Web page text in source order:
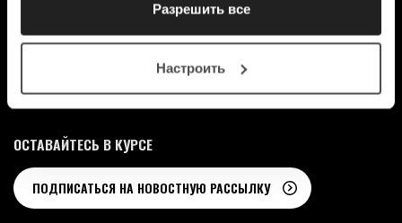
Разрешить все
Настроить
СМОТРИТЕ О НАС В СОЦИАЛЬНЫХ СЕТЯХ
ОСТАВАЙТЕСЬ В КУРСЕ
ПОДПИСАТЬСЯ НА НОВОСТНУЮ РАССЫЛКУ